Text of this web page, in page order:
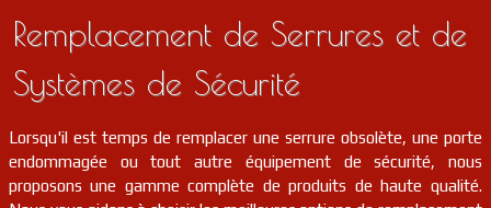
serrurier 91 Orveau FR
serrurier
serrurier 91 Corbreuse FR
Remplacement de Serrures et de
Systèmes de Sécurité
Lorsqu'il est temps de remplacer une serrure obsolète, une porte
endommagée ou tout autre équipement de sécurité, nous
proposons une gamme complète de produits de haute qualité.